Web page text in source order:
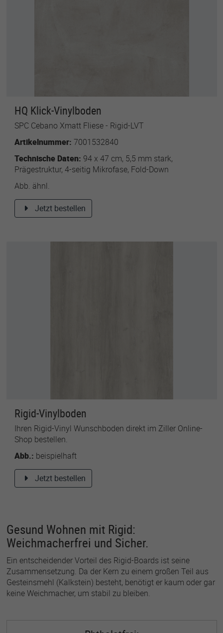
HQ Klick-Vinylboden
SPC Cebano Xmatt Fliese - Rigid-LVT
Artikelnummer: 7001532840
Technische Daten: 94 x 47 cm, 5,5 mm stark,
Prägestruktur, 4-seitig Mikrofase, Fold-Down
Abb. ähnl.
Jetzt bestellen
Rigid-Vinylboden
Ihren Rigid-Vinyl Wunschboden direkt im Ziller Online-
Shop bestellen.
Abb.: beispielhaft
Jetzt bestellen
Gesund Wohnen mit Rigid:
Weichmacherfrei und Sicher.
Ein entscheidender Vorteil des Rigid-Boards ist seine
Zusammensetzung. Da der Kern zu einem großen Teil aus
Gesteinsmehl (Kalkstein) besteht, benötigt er kaum oder gar
keine Weichmacher, um stabil zu bleiben.